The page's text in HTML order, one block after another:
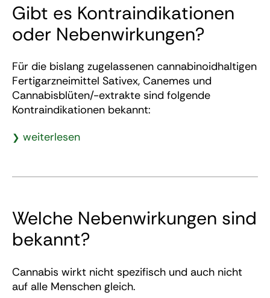
Gibt es Kontraindikationen
oder Nebenwirkungen?
Für die bislang zugelassenen cannabinoidhaltigen
Fertigarzneimittel Sativex, Canemes und
Cannabisblüten/-extrakte sind folgende
Kontraindikationen bekannt:
weiterlesen
Welche Nebenwirkungen sind
bekannt?
Cannabis wirkt nicht spezifisch und auch nicht
auf alle Menschen gleich.